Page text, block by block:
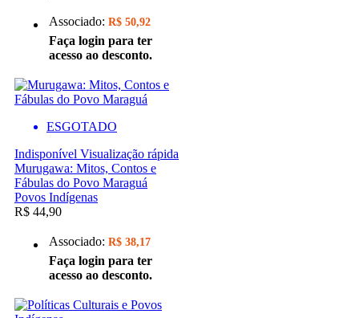
Associado: R$ 50,92
Faça login para ter
acesso ao desconto.
ESGOTADO
Indisponível Visualização rápida
Murugawa: Mitos, Contos e
Fábulas do Povo Maraguá
Povos Indígenas
R$ 44,90
Associado: R$ 38,17
Faça login para ter
acesso ao desconto.